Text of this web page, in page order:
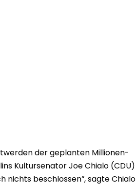
der geplanten Millionen-
Kultursenator Joe Chialo (CDU)
nichts beschlossen“, sagte Chialo